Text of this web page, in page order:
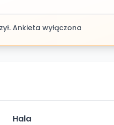
Ankieta wyłączona
Hala